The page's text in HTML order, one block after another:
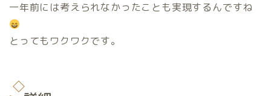
一年前には考えられなかったことも実現するんですね
とってもワクワクです。